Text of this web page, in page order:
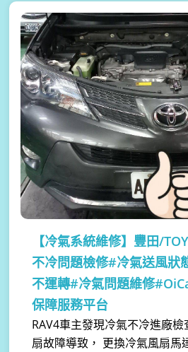
【冷氣系統維修】 豐田/
不冷問題檢修#冷氣送風狀
不運轉#冷氣問題維修
保障服務平台
RAV4車主發現冷氣不冷進廠
扇故障導致， 更換冷氣風扇馬